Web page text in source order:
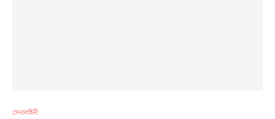
সেনাবাহিনী